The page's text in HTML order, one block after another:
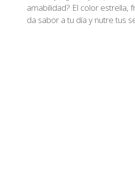
amabilidad? El color estrella,
da sabor a tu día y nutre tus